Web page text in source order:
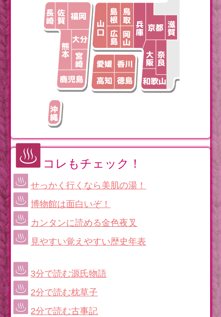
コレもチェック！
せっかく行くなら美肌の湯！
博物館は面白いぞ！
カンタンに読める金色夜叉
見やすい覚えやすい歴史年表
3分で読む源氏物語
2分で読む枕草子
2分で読む古事記